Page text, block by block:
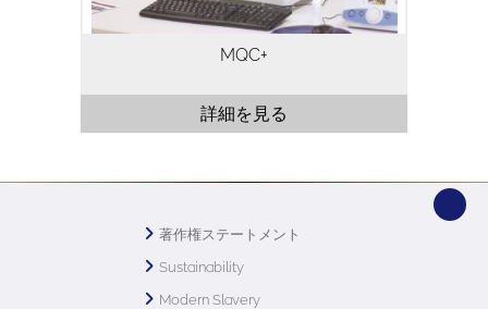
ることがありませんので、試料を再測定の
ために保存しておくことや、他の方法で分
析することが可能となります。
MQC+
詳細を見る
著作権ステートメント
Sustainability
Modern Slavery